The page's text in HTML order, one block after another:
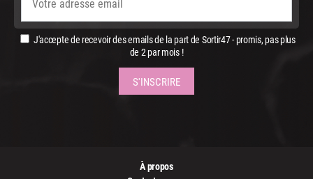
J'accepte de recevoir des emails de la part de Sortir47 - promis, pas plus
de 2 par mois !
À propos